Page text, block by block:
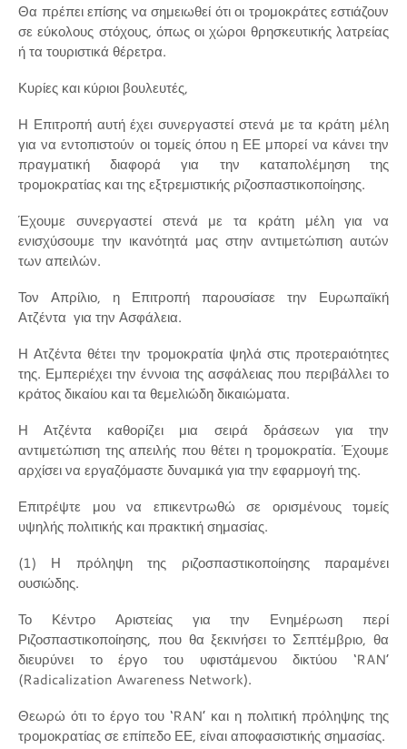
Θα πρέπει επίσης να σημειωθεί ότι οι τρομοκράτες εστιάζουν
σε εύκολους στόχους, όπως οι χώροι θρησκευτικής λατρείας
ή τα τουριστικά θέρετρα.
Κυρίες και κύριοι βουλευτές,
Η Επιτροπή αυτή έχει συνεργαστεί στενά με τα κράτη μέλη
για να εντοπιστούν οι τομείς όπου η ΕΕ μπορεί να κάνει την
πραγματική διαφορά για την καταπολέμηση της
τρομοκρατίας και της εξτρεμιστικής ριζοσπαστικοποίησης.
Έχουμε συνεργαστεί στενά με τα κράτη μέλη για να
ενισχύσουμε την ικανότητά μας στην αντιμετώπιση αυτών
των απειλών.
Τον Απρίλιο, η Επιτροπή παρουσίασε την Ευρωπαϊκή
Ατζέντα για την Ασφάλεια.
Η Ατζέντα θέτει την τρομοκρατία ψηλά στις προτεραιότητες
της. Εμπεριέχει την έννοια της ασφάλειας που περιβάλλει το
κράτος δικαίου και τα θεμελιώδη δικαιώματα.
Η Ατζέντα καθορίζει μια σειρά δράσεων για την
αντιμετώπιση της απειλής που θέτει η τρομοκρατία. Έχουμε
αρχίσει να εργαζόμαστε δυναμικά για την εφαρμογή της.
Επιτρέψτε μου να επικεντρωθώ σε ορισμένους τομείς
υψηλής πολιτικής και πρακτική σημασίας.
(1) Η πρόληψη της ριζοσπαστικοποίησης παραμένει
ουσιώδης.
Το Κέντρο Αριστείας για την Ενημέρωση περί
Ριζοσπαστικοποίησης, που θα ξεκινήσει το Σεπτέμβριο, θα
διευρύνει το έργο του υφιστάμενου δικτύου ‘RAN’
(Radicalization Awareness Network).
Θεωρώ ότι το έργο του ‘RAN’ και η πολιτική πρόληψης της
τρομοκρατίας σε επίπεδο ΕΕ, είναι αποφασιστικής σημασίας.